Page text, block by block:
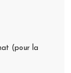
(pour la